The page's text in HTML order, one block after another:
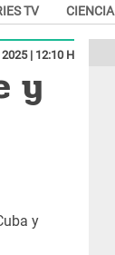
TV CIENCIA
| 12:10 H
y
y